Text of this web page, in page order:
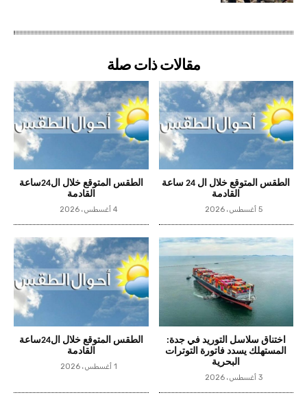
مقالات ذات صلة
الطقس المتوقع خلال ال 24 ساعة
القادمة
5 أغسطس، 2026
الطقس المتوقع خلال ال24ساعة
القادمة
4 أغسطس، 2026
اختناق سلاسل التوريد في جدة:
المستهلك يسدد فاتورة التوترات
البحرية
3 أغسطس، 2026
الطقس المتوقع خلال ال24ساعة
القادمة
1 أغسطس، 2026